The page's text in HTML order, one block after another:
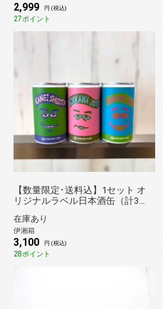
2,999 円 (税込)
27ポイント
【数量限定･送料込】1セット オ
リジナルラベル日本酒缶（計3
在庫あり
伊湘箱
3,100 円 (税込)
28ポイント